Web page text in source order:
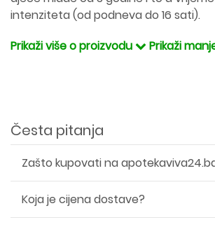
intenziteta (od podneva do 16 sati).
Prikaži više o proizvodu
Prikaži
Česta pitanja
Zašto kupovati na
Koja je cijena dostave?